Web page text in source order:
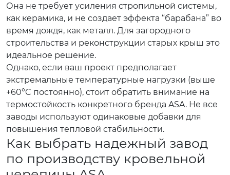
Она не требует усиления стропильной системы,
как керамика, и не создает эффекта “барабана” во
время дождя, как металл. Для загородного
строительства и реконструкции старых крыш это
идеальное решение.
Однако, если ваш проект предполагает
экстремальные температурные нагрузки (выше
+60°C постоянно), стоит обратить внимание на
термостойкость конкретного бренда ASA. Не все
заводы используют одинаковые добавки для
повышения тепловой стабильности.
Как выбрать надежный завод
по производству кровельной